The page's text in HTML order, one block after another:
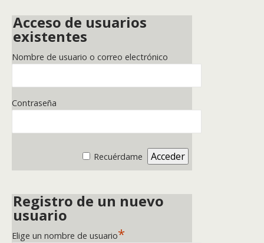
Acceso de usuarios
existentes
Nombre de usuario o correo electrónico
Contraseña
Recuérdame
Registro de un nuevo
usuario
Elige un nombre de usuario*